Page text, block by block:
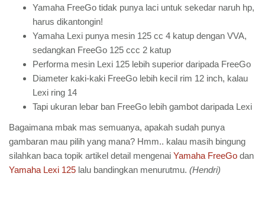
Yamaha FreeGo tidak punya laci untuk sekedar naruh hp,
harus dikantongin!
Yamaha Lexi punya mesin 125 cc 4 katup dengan VVA,
sedangkan FreeGo 125 ccc 2 katup
Performa mesin Lexi 125 lebih superior daripada FreeGo
Diameter kaki-kaki FreeGo lebih kecil rim 12 inch, kalau
Lexi ring 14
Tapi ukuran lebar ban FreeGo lebih gambot daripada Lexi
Bagaimana mbak mas semuanya, apakah sudah punya
gambaran mau pilih yang mana? Hmm.. kalau masih bingung
silahkan baca topik artikel detail mengenai Yamaha FreeGo dan
Yamaha Lexi 125 lalu bandingkan menurutmu. (Hendri)